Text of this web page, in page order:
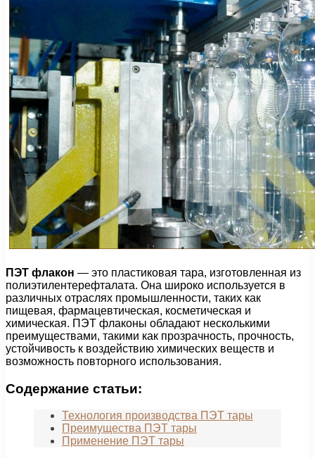
ПЭТ флакон — это пластиковая тара, изготовленная из
полиэтилентерефталата. Она широко используется в
различных отраслях промышленности, таких как
пищевая, фармацевтическая, косметическая и
химическая. ПЭТ флаконы обладают несколькими
преимуществами, такими как прозрачность, прочность,
устойчивость к воздействию химических веществ и
возможность повторного использования.
Содержание статьи:
Технология производства ПЭТ тары
Преимущества ПЭТ тары
Применение ПЭТ тары